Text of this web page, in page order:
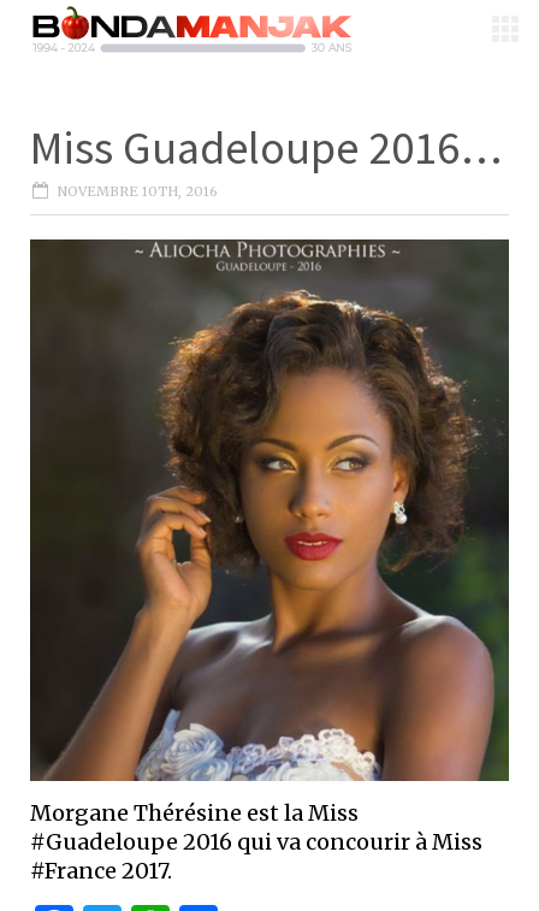
Miss Guadeloupe 2016…
NOVEMBRE 10TH, 2016
Morgane Thérésine est la Miss
#Guadeloupe 2016 qui va concourir à Miss
#France 2017.